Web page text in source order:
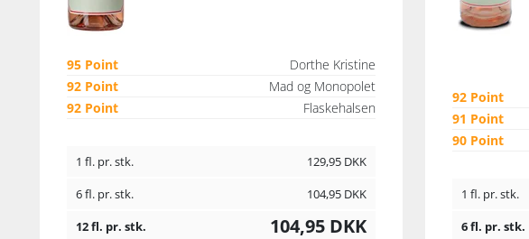
95 Point
Dorthe Kristine
92 Point
Mad og Monopolet
92 Point
Flaskehalsen
1 fl. pr. stk. 129,95 DKK
6 fl. pr. stk.
104,95 DKK
12 fl. pr. stk.
104,95 DKK
92 Point
91 Point
90 Point
1 fl. pr. stk.
6 fl. pr. stk.